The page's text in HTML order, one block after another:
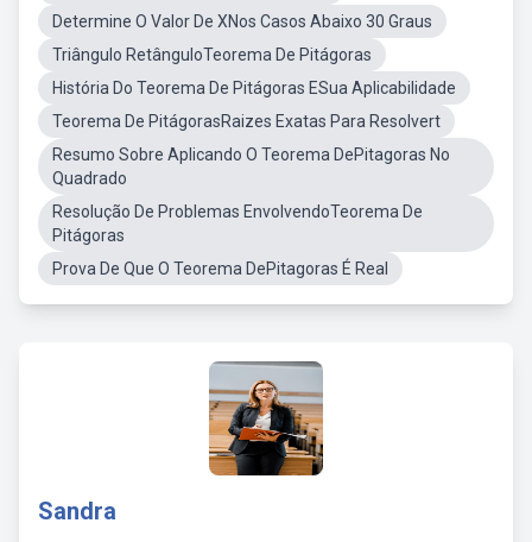
Determine O Valor De XNos Casos Abaixo 30 Graus
Triângulo RetânguloTeorema De Pitágoras
História Do Teorema De Pitágoras ESua Aplicabilidade
Teorema De PitágorasRaizes Exatas Para Resolvert
Resumo Sobre Aplicando O Teorema DePitagoras No
Quadrado
Resolução De Problemas EnvolvendoTeorema De
Pitágoras
Prova De Que O Teorema DePitagoras É Real
Sandra